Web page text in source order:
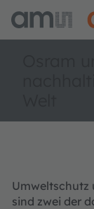
Umweltschutz
sind zwei der